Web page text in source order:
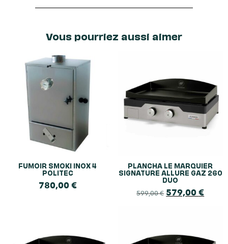
Vous pourriez aussi aimer
FUMOIR SMOKI INOX 4
POLITEC
780,00€
PLANCHA LE MARQUIER
SIGNATURE ALLURE GAZ 260
DUO
599,00€ 579,00€